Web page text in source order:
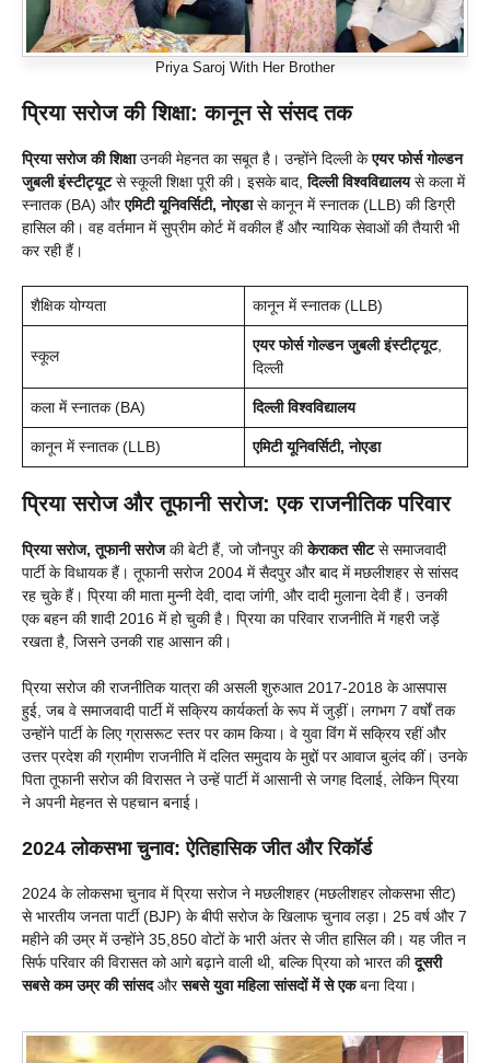
Priya Saroj With Her Brother
प्रिया सरोज की शिक्षा: कानून से संसद तक
प्रिया सरोज की शिक्षाउनकी मेहनत का सबूत है। उन्होंने दिल्ली केएयर फोर्स गोल्डन
जुबली इंस्टीट्यूटसे स्कूली शिक्षा पूरी की। इसके बाद,दिल्ली विश्वविद्यालयसे कला में
स्नातक (BA) औरएमिटी यूनिवर्सिटी, नोएडासे कानून में स्नातक (LLB) की डिग्री
हासिल की। वह वर्तमान में सुप्रीम कोर्ट में वकील हैं और न्यायिक सेवाओं की तैयारी भी
कर रही हैं।
शैक्षिक योग्यता कानून में स्नातक (LLB)
स्कूल
एयर फोर्स गोल्डन जुबली इंस्टीट्यूट,
दिल्ली
कला में स्नातक (BA) दिल्ली विश्वविद्यालय
कानून में स्नातक (LLB) एमिटी यूनिवर्सिटी, नोएडा
प्रिया सरोज और तूफानी सरोज: एक राजनीतिक परिवार
प्रिया सरोज, तूफानी सरोजकी बेटी हैं, जो जौनपुर कीकेराकत सीटसे समाजवादी
पार्टी के विधायक हैं। तूफानी सरोज 2004 में सैदपुर और बाद में मछलीशहर से सांसद
रह चुके हैं। प्रिया की माता मुन्नी देवी, दादा जांगी, और दादी मुलाना देवी हैं। उनकी
एक बहन की शादी 2016 में हो चुकी है। प्रिया का परिवार राजनीति में गहरी जड़ें
रखता है, जिसने उनकी राह आसान की।
प्रिया सरोज की राजनीतिक यात्रा की असली शुरुआत 2017-2018 के आसपास
हुई, जब वे समाजवादी पार्टी में सक्रिय कार्यकर्ता के रूप में जुड़ीं। लगभग 7 वर्षों तक
उन्होंने पार्टी के लिए ग्रासरूट स्तर पर काम किया। वे युवा विंग में सक्रिय रहीं और
उत्तर प्रदेश की ग्रामीण राजनीति में दलित समुदाय के मुद्दों पर आवाज बुलंद कीं। उनके
पिता तूफानी सरोज की विरासत ने उन्हें पार्टी में आसानी से जगह दिलाई, लेकिन प्रिया
ने अपनी मेहनत से पहचान बनाई।
2024 लोकसभा चुनाव: ऐतिहासिक जीत और रिकॉर्ड
2024 के लोकसभा चुनाव में प्रिया सरोज ने मछलीशहर (मछलीशहर लोकसभा सीट)
से भारतीय जनता पार्टी (BJP) के बीपी सरोज के खिलाफ चुनाव लड़ा। 25 वर्ष और 7
महीने की उम्र में उन्होंने 35,850 वोटों के भारी अंतर से जीत हासिल की। यह जीत न
सिर्फ परिवार की विरासत को आगे बढ़ाने वाली थी, बल्कि प्रिया को भारत कीदूसरी
सबसे कम उम्र की सांसदऔरसबसे युवा महिला सांसदों में से एकबना दिया।